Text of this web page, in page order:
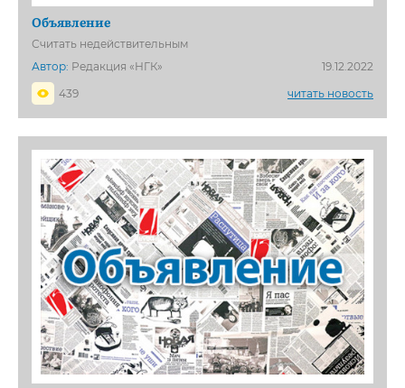
Объявление
Считать недействительным
Автор: Редакция «НГК»
19.12.2022
439
читать новость